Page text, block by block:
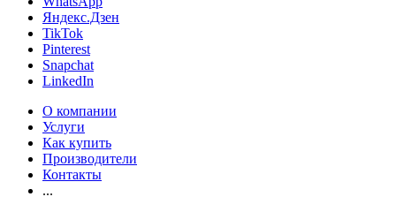
Яндекс.Дзен
TikTok
Pinterest
Snapchat
LinkedIn
О компании
Услуги
Как купить
Производители
Контакты
...